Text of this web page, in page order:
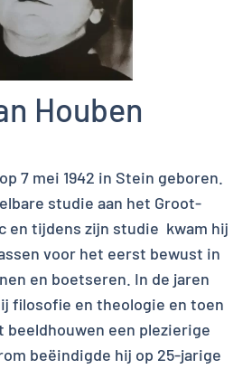
Houben
7 mei 1942 in Stein geboren.
studie aan het Groot-
en tijdens zijn studie kwam hij
voor het eerst bewust in
en boetseren. In de jaren
filosofie en theologie en toen
beeldhouwen een plezierige
beëindigde hij op 25-jarige